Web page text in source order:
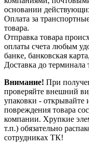
основании
Оплата за
товара.
Отправка товара
оплаты счета любым
банке, банковская
Доставка до терминала
Внимание! При
проверяйте внешний
упаковки - открывайте
повреждения товара
компании. Хрупкие
т.п.) обязательно
сотрудниках ТК!